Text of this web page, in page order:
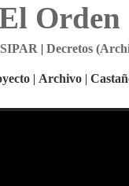
Orden
SIPAR | Decretos
| Archivo |